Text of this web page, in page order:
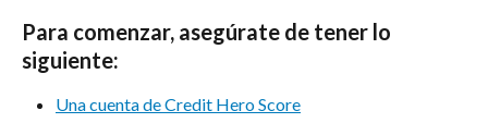
Para comenzar, asegúrate de tener lo
siguiente:
Una cuenta de Credit Hero Score